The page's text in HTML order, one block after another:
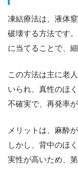
凍結療法は、液体
破壊する方法です。
に当てることで、
この方法は主に老
いられ、真性のほ
不確実で、再発率
メリットは、麻酔
しかし、背中のほ
実性が高いため、